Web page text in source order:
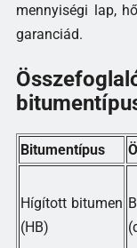
mennyiségi lap,
garanciád.
Bitumentípus
Hígított bitumen
(HB)